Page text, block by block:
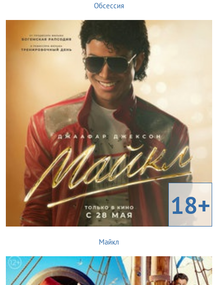
Обсессия
18+
Майкл